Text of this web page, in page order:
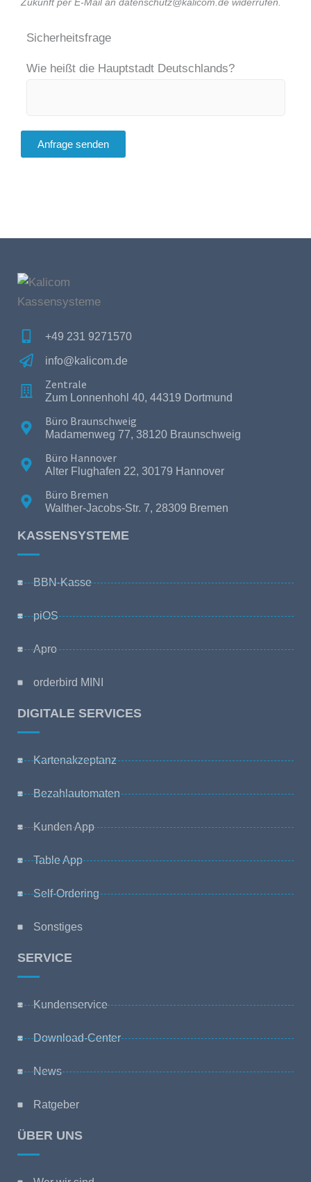
Sicherheitsfrage
Wie heißt die Hauptstadt Deutschlands?
+49 231 9271570
info@kalicom.de
Zentrale
Zum Lonnenhohl 40, 44319 Dortmund
Büro Braunschweig
Madamenweg 77, 38120 Braunschweig
Büro Hannover
Alter Flughafen 22, 30179 Hannover
Büro Bremen
Walther-Jacobs-Str. 7, 28309 Bremen
KASSENSYSTEME
BBN-Kasse
piOS
Apro
orderbird MINI
DIGITALE SERVICES
Kartenakzeptanz
Bezahlautomaten
Kunden App
Table App
Self-Ordering
Sonstiges
SERVICE
Kundenservice
Download-Center
News
Ratgeber
ÜBER UNS